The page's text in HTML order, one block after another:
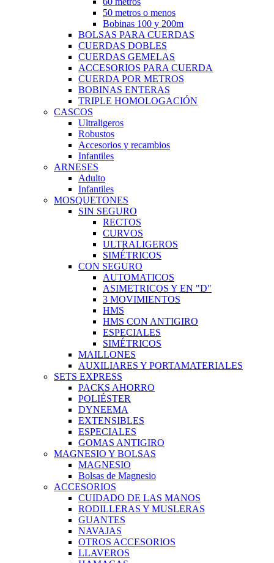
50 metros o menos
Bobinas 100 y 200m
BOLSAS PARA CUERDAS
CUERDAS DOBLES
CUERDAS GEMELAS
ACCESORIOS PARA CUERDA
CUERDA POR METROS
BOBINAS ENTERAS
TRIPLE HOMOLOGACIÓN
CASCOS
Ultraligeros
Robustos
Accesorios y recambios
Infantiles
ARNESES
Adulto
Infantiles
MOSQUETONES
SIN SEGURO
RECTOS
CURVOS
ULTRALIGEROS
SIMÉTRICOS
CON SEGURO
AUTOMATICOS
ASIMETRICOS Y EN "D"
3 MOVIMIENTOS
HMS
HMS CON ANTIGIRO
ESPECIALES
SIMÉTRICOS
MAILLONES
AUXILIARES Y PORTAMATERIALES
SETS EXPRESS
PACKS AHORRO
POLIÉSTER
DYNEEMA
EXTENSIBLES
ESPECIALES
GOMAS ANTIGIRO
MAGNESIO Y BOLSAS
MAGNESIO
Bolsas de Magnesio
ACCESORIOS
CUIDADO DE LAS MANOS
RODILLERAS Y MUSLERAS
GUANTES
NAVAJAS
OTROS ACCESORIOS
LLAVEROS